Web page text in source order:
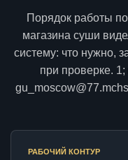
Порядок работы
магазина суши
систему: что нужно,
при проверке.
РАБОЧИЙ КОНТУР